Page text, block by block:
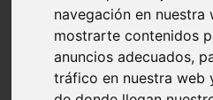
navegación en nuestra
mostrarte contenidos
anuncios adecuados,
tráfico en nuestra web
Girona - figueres
Alicante - santa-pola
Almería - roquetas-de-mar
Girona - tossa-de-mar
Barcelona - sant-cugat-del-